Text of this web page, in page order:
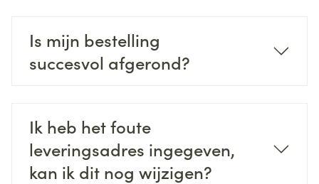
Is mijn bestelling
succesvol afgerond?
Ik heb het foute
leveringsadres ingegeven,
kan ik dit nog wijzigen?